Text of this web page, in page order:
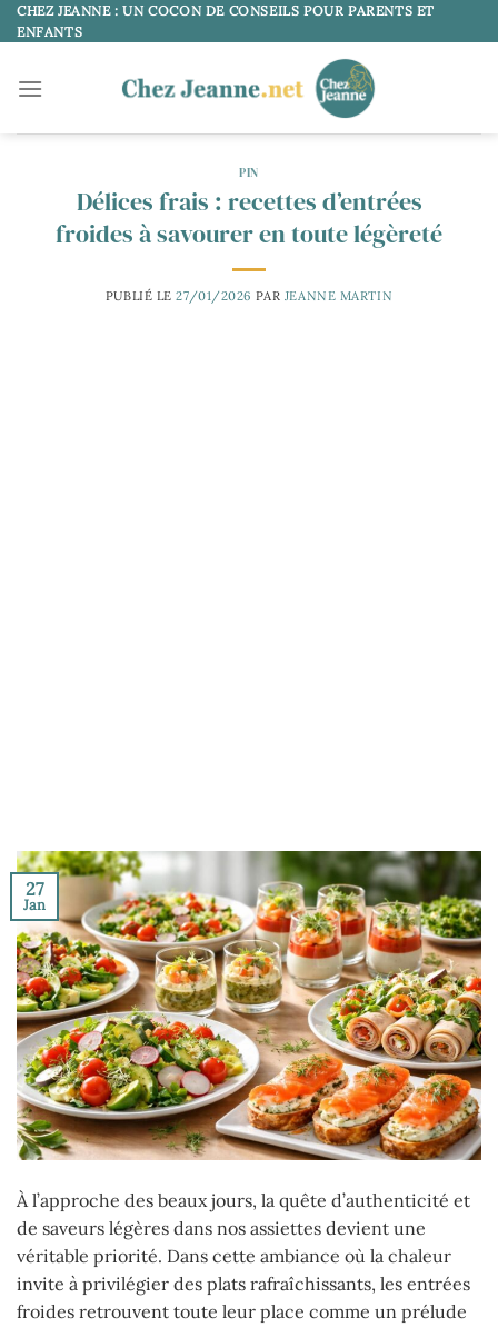
Passer
au
CHEZ JEANNE : UN COCON DE CONSEILS POUR PARENTS ET
ENFANTS
PIN
Délices frais : recettes d’entrées
froides à savourer en toute légèreté
PUBLIÉ LE27/01/2026 PAR JEANNE MARTIN
27
Jan
À l’approche des beaux jours, la quête d’authenticité et
de saveurs légères dans nos assiettes devient une
véritable priorité. Dans cette ambiance où la chaleur
invite à privilégier des plats rafraîchissants, les entrées
froides retrouvent toute leur place comme un prélude